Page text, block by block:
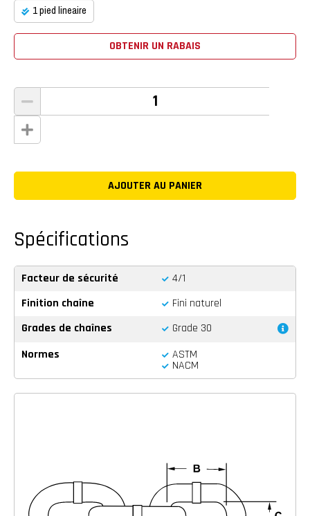
1 pied lineaire
OBTENIR UN RABAIS
Spécifications
Facteur de sécurité
4/1
Finition chaîne
Fini naturel
Grades de chaînes
Grade 30
Normes
ASTM
NACM